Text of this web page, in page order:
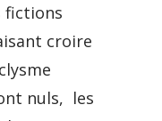
fictions
croire
nuls, les